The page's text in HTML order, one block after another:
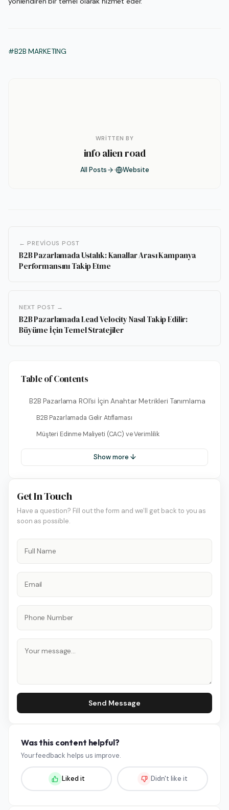
#B2B MARKETING
WRITTEN BY
info alien road
All Posts Website
← PREVIOUS POST
B2B Pazarlamada Ustalık: Kanallar Arası Kampanya
Performansını Takip Etme
NEXT POST →
B2B Pazarlamada Lead Velocity Nasıl Takip Edilir:
Büyüme İçin Temel Stratejiler
Table of Contents
B2B Pazarlama ROI’si İçin Anahtar Metrikleri Tanımlama
B2B Pazarlamada Gelir Atıflaması
Müşteri Edinme Maliyeti (CAC) ve Verimlilik
Show more ↓
Get In Touch
Have a question? Fill out the form and we'll get back to you as
soon as possible.
Send Message
Was this content helpful?
Your feedback helps us improve.
Liked it Didn't like it